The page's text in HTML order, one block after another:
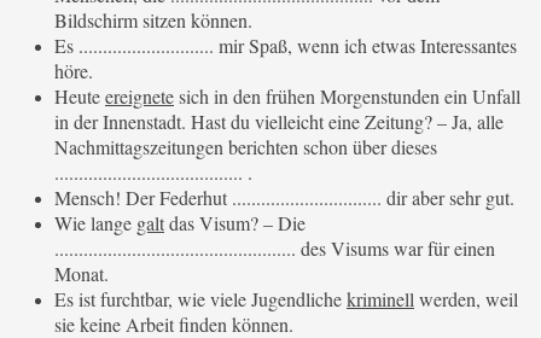
Bildschirm sitzen können.
Es ............................ mir Spaß, wenn ich etwas Interessantes
höre.
Heuteereignetesich in den frühen Morgenstunden ein Unfall
in der Innenstadt. Hast du vielleicht eine Zeitung? – Ja, alle
Nachmittagszeitungen berichten schon über dieses
....................................... .
Mensch! Der Federhut ............................... dir aber sehr gut.
Wie lange galtdas Visum? – Die
.................................................. des Visums war für einen
Monat.
Es ist furchtbar, wie viele Jugendlichekriminell werden, weil
sie keine Arbeit finden können.